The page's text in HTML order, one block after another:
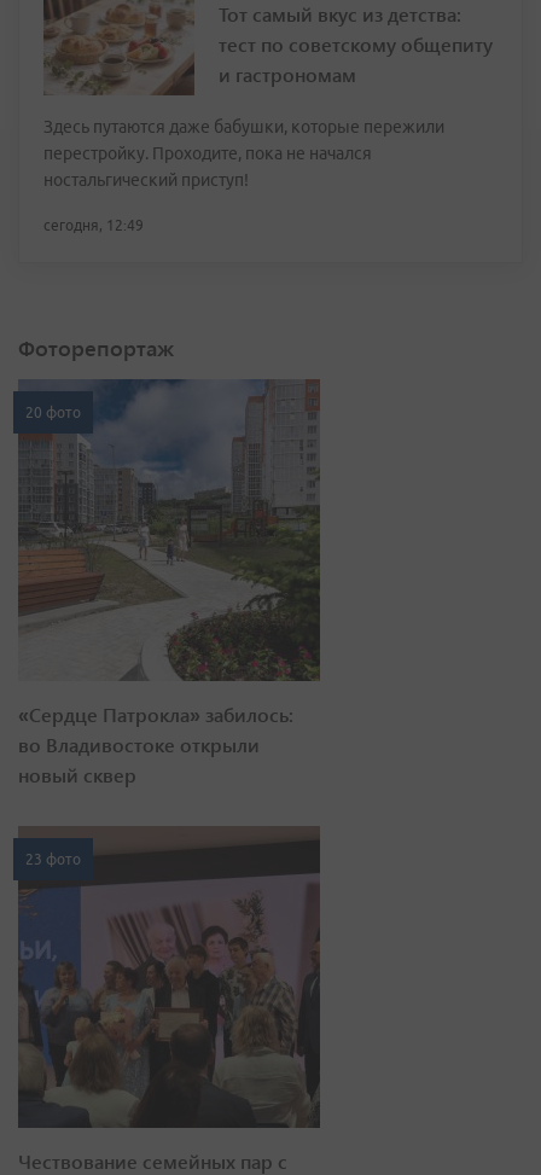
Тот самый вкус из детства:
тест по советскому общепиту
и гастрономам
Здесь путаются даже бабушки, которые пережили
перестройку. Проходите, пока не начался
ностальгический приступ!
сегодня, 12:49
Фоторепортаж
20 фото
«Сердце Патрокла» забилось:
во Владивостоке открыли
новый сквер
23 фото
Чествование семейных пар с